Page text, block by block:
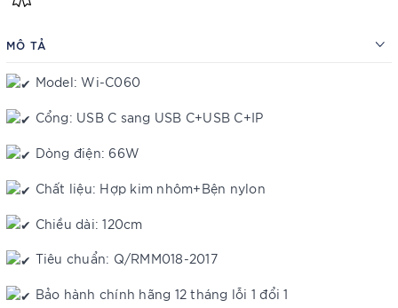
MÔ TẢ
Model: Wi-C060
Cổng: USB C sang USB C+USB C+IP
Dòng điện: 66W
Chất liệu: Hợp kim nhôm+Bện nylon
Chiều dài: 120cm
Tiêu chuẩn: Q/RMM018-2017
Bảo hành chính hãng 12 tháng lỗi 1 đổi 1